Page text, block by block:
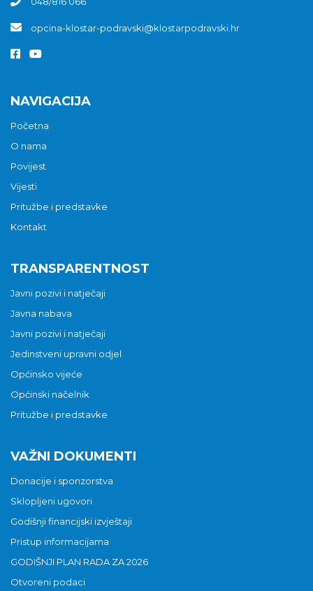
opcina-klostar-podravski@klostarpodravski.hr
NAVIGACIJA
Početna
O nama
Povijest
Vijesti
Pritužbe i predstavke
Kontakt
TRANSPARENTNOST
Javni pozivi i natječaji
Javna nabava
Javni pozivi i natječaji
Jedinstveni upravni odjel
Općinsko vijeće
Općinski načelnik
Pritužbe i predstavke
VAŽNI DOKUMENTI
Donacije i sponzorstva
Sklopljeni ugovori
Godišnji financijski izvještaji
Pristup informacijama
GODIŠNJI PLAN RADA ZA 2026
Otvoreni podaci